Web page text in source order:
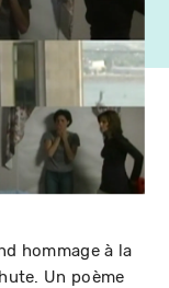
hommage à la
Un poème